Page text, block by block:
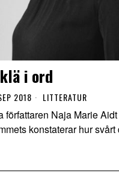
i ord
2018 LITTERATUR
författaren Naja Marie
konstaterar hur svårt